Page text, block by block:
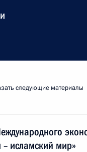
следующие материалы
– исламский мир»